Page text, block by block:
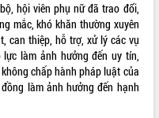
hội viên phụ nữ đã trao đổi,
mắc, khó khăn thường xuyên
can thiệp, hỗ trợ, xử lý các vụ
làm ảnh hưởng đến uy tín,
chấp hành pháp luật của
làm ảnh hưởng đến hạnh